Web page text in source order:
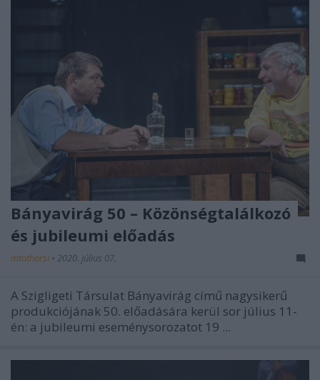
Bányavirág 50 – Közönségtalálkozó
és jubileumi előadás
mtothorsi • 2020. július 07.
A Szigligeti Társulat Bányavirág című nagysikerű
produkciójának 50. előadására kerül sor július 11-
én: a jubileumi eseménysorozatot 19 ...